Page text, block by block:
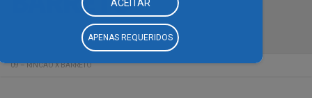
09 – RINCÃO X BARRETO